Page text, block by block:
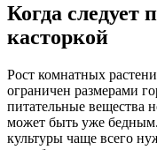
Когда следует
касторкой
Рост комнатных
ограничен размерами
питательные вещества
может быть уже
культуры чаще всего